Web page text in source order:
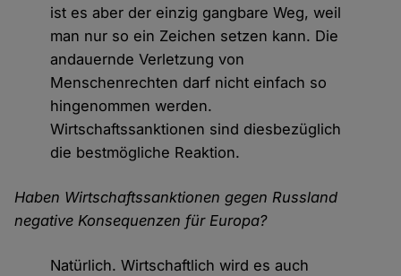
ist es aber der einzig gangbare Weg, weil
man nur so ein Zeichen setzen kann. Die
andauernde Verletzung von
Menschenrechten darf nicht einfach so
hingenommen werden.
Wirtschaftssanktionen sind diesbezüglich
die bestmögliche Reaktion.
Haben Wirtschaftssanktionen gegen Russland
negative Konsequenzen für Europa?
Natürlich. Wirtschaftlich wird es auch